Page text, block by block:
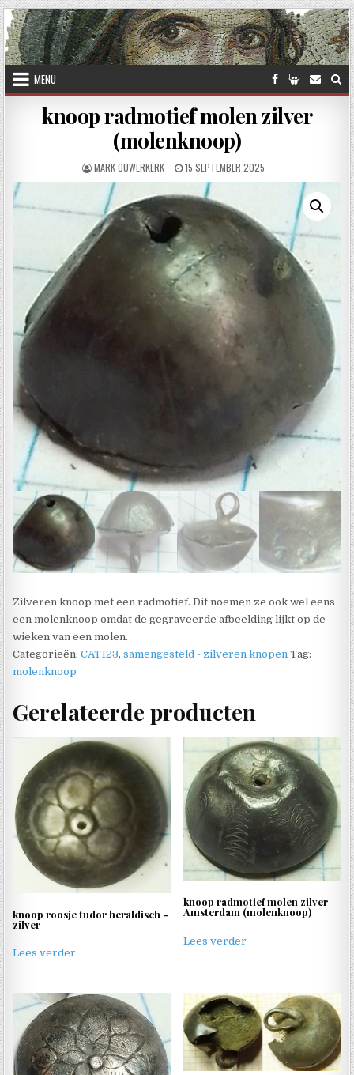
Skip to content
MENU
knoop radmotief molen zilver
(molenknoop)
AUTHOR:
MARK OUWERKERK PUBLISHED DATE:
15 SEPTEMBER 2025
Zilveren knoop met een radmotief. Dit noemen ze ook wel eens
een molenknoop omdat de gegraveerde afbeelding lijkt op de
wieken van een molen.
Categorieën:CAT123,samengesteld - zilveren knopen Tag:
molenknoop
Gerelateerde producten
knoop roosje tudor heraldisch –
zilver
Lees verder
knoop radmotief molen zilver
Amsterdam (molenknoop)
Lees verder